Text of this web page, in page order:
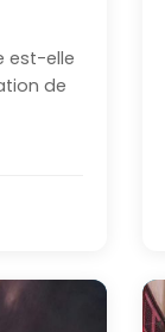
est-elle
de